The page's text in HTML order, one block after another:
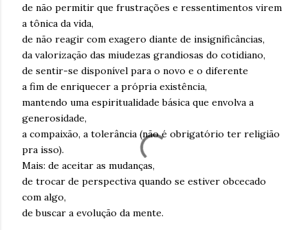
de não permitir que frustrações e ressentimentos virem
a tônica da vida,
de não reagir com exagero diante de insignificâncias,
da valorização das miudezas grandiosas do cotidiano,
de sentir-se disponível para o novo e o diferente
a fim de enriquecer a própria existência,
mantendo uma espiritualidade básica que envolva a
generosidade,
a compaixão, a tolerância (não é obrigatório ter religião
pra isso).
Mais: de aceitar as mudanças,
de trocar de perspectiva quando se estiver obcecado
com algo,
de buscar a evolução da mente.